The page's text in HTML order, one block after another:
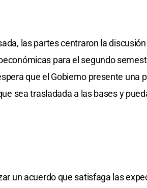
las partes centraron la
para el segundo
que el Gobierno presente una
sea trasladada a las bases y
un acuerdo que satisfaga las